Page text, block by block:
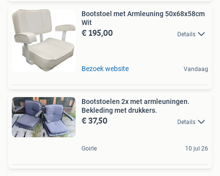
Bootstoel met Armleuning 50x68x58cm
Wit
€ 195,00 Details
Bezoek website Vandaag
Bootstoelen 2x met armleuningen.
Bekleding met drukkers.
€ 37,50 Details
Goirle 10 jul 26